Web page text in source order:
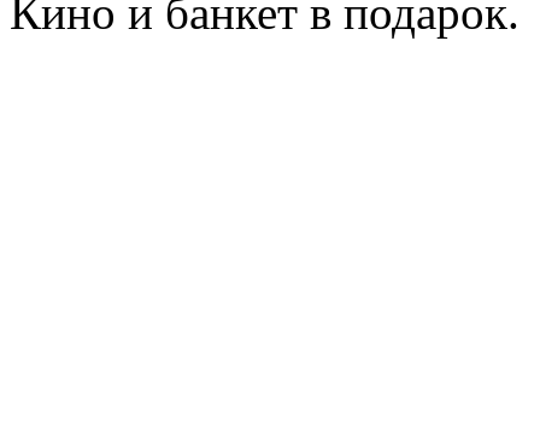
Кино и банкет в подарок.